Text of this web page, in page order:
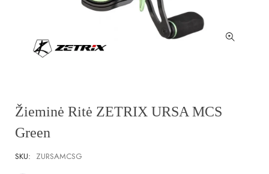
Žieminė Ritė ZETRIX URSA MCS
Green
SKU: ZURSAMCSG